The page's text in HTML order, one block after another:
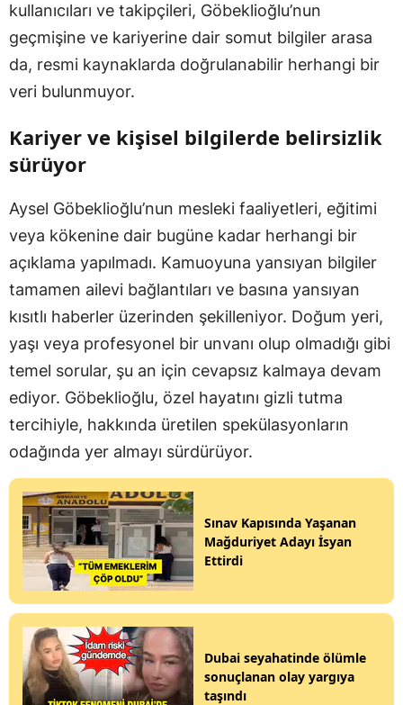
kullanıcıları ve takipçileri, Göbeklioğlu’nun
geçmişine ve kariyerine dair somut bilgiler arasa
da, resmi kaynaklarda doğrulanabilir herhangi bir
veri bulunmuyor.
Kariyer ve kişisel bilgilerde belirsizlik
sürüyor
Aysel Göbeklioğlu’nun mesleki faaliyetleri, eğitimi
veya kökenine dair bugüne kadar herhangi bir
açıklama yapılmadı. Kamuoyuna yansıyan bilgiler
tamamen ailevi bağlantıları ve basına yansıyan
kısıtlı haberler üzerinden şekilleniyor. Doğum yeri,
yaşı veya profesyonel bir unvanı olup olmadığı gibi
temel sorular, şu an için cevapsız kalmaya devam
ediyor. Göbeklioğlu, özel hayatını gizli tutma
tercihiyle, hakkında üretilen spekülasyonların
odağında yer almayı sürdürüyor.
Sınav Kapısında Yaşanan
Mağduriyet Adayı İsyan
Ettirdi
Dubai seyahatinde ölümle
sonuçlanan olay yargıya
taşındı